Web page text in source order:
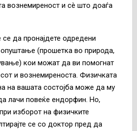
вознемиреност и сè што доаѓа
се да пронајдете одредени
(прошетка во природа,
кои можат да ви помогнат
и вознемиреноста. Физичката
на вашата состојба може да му
лачи повеќе ендорфин. Но,
изборот на физичките
се со доктор пред да